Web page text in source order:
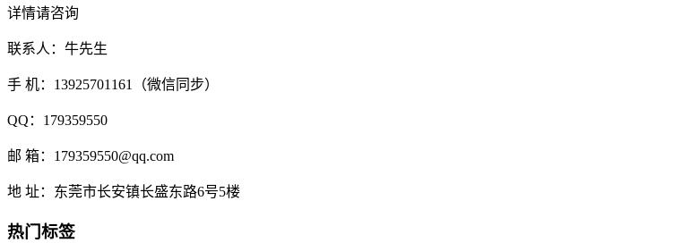
详情请咨询
联系人：牛先生
手 机：13925701161（微信同步）
QQ：179359550
邮 箱：179359550@qq.com
地 址：东莞市长安镇长盛东路6号5楼
热门标签